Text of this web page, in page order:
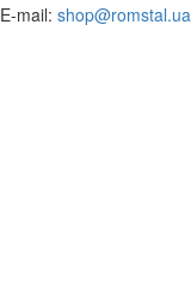
​E-mail: shop@romstal.ua